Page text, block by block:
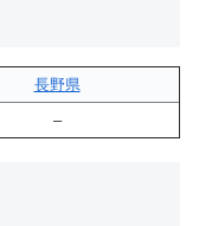
長野県
–